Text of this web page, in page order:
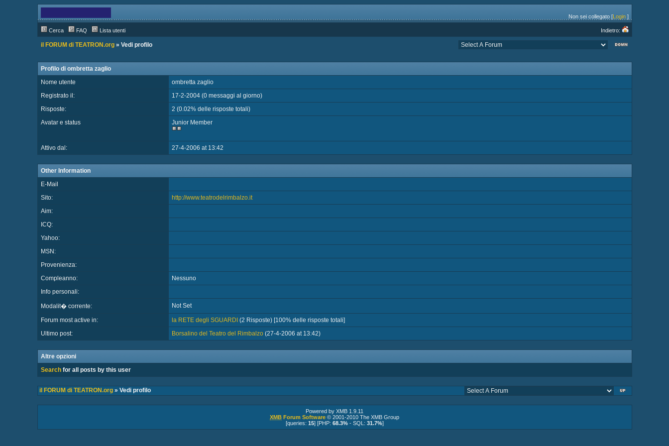
Non sei collegato [Login]
Cerca FAQ Lista utenti Indietro:
il FORUM di TEATRON.org» Vedi profilo
Profilo di ombretta zaglio
Nome utente
ombretta zaglio
Registrato il:
17-2-2004 (0 messaggi al giorno)
Risposte:
2 (0.02% delle risposte totali)
Avatar e status
Junior Member
Attivo dal: 27-4-2006 at 13:42
Other Information
E-Mail
Sito:
http://www.teatrodelrimbalzo.it
Aim:
ICQ:
Yahoo:
MSN:
Provenienza:
Compleanno:
Nessuno
Info personali:
Modalit� corrente: Not Set
Forum most active in: la RETE degli SGUARDI (2 Risposte) [100% delle risposte totali]
Ultimo post:
Borsalino del Teatro del Rimbalzo(27-4-2006 at 13:42)
Altre opzioni
Searchfor all posts by this user
il FORUM di TEATRON.org» Vedi profilo
Powered by XMB 1.9.11
XMB Forum Software © 2001-2010 The XMB Group
[queries: 15] [PHP: 68.3%- SQL: 31.7%]